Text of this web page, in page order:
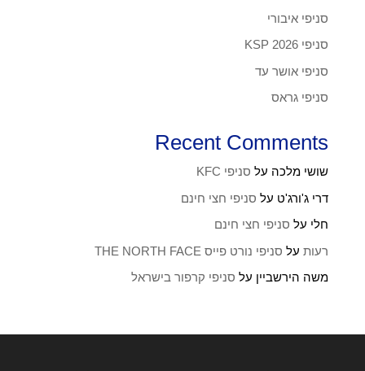
סניפי איבורי
סניפי KSP 2026
סניפי אושר עד
סניפי גראס
Recent Comments
שושי מלכה על סניפי KFC
דרי ג'ורג'ט על סניפי חצי חינם
חלי על סניפי חצי חינם
רעותעל סניפי נורט פייס THE NORTH FACE
משה הירשביין על סניפי קרפור בישראל